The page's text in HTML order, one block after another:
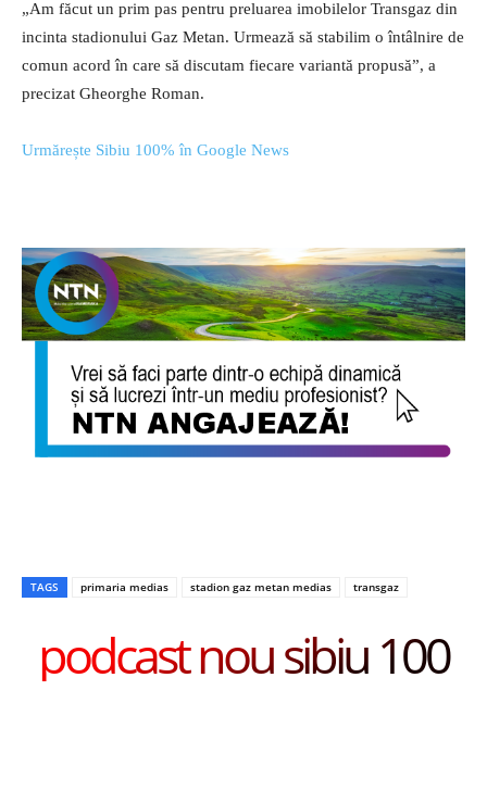
„Am făcut un prim pas pentru preluarea imobilelor Transgaz din
incinta stadionului Gaz Metan. Urmează să stabilim o întâlnire de
comun acord în care să discutam fiecare variantă propusă”, a
precizat Gheorghe Roman.
Urmărește Sibiu 100% în Google News
TAGS primaria medias stadion gaz metan medias transgaz
podcast nou sibiu 100